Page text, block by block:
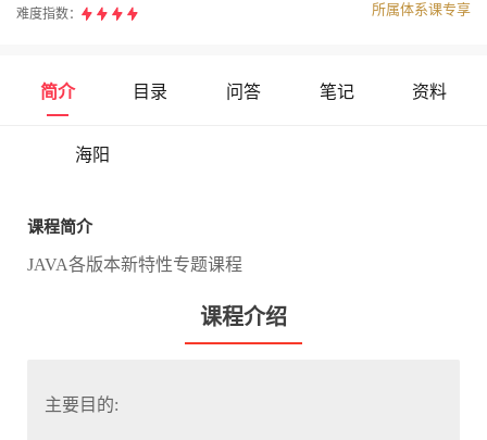
难度指数： 所属体系课专享
简介 目录 问答 笔记 资料
海阳
课程简介
JAVA各版本新特性专题课程
课程介绍
主要目的: